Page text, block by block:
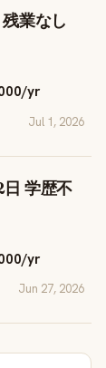
業なし
yr
Jul 1, 2026
学歴不
yr
Jun 27, 2026